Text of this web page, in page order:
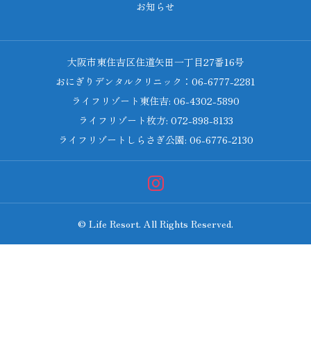
お知らせ
大阪市東住吉区住道矢田一丁目27番16号
おにぎりデンタルクリニック：06-6777-2281
ライフリゾート東住吉: 06-4302-5890
ライフリゾート枚方: 072-898-8133
ライフリゾートしらさぎ公園: 06-6776-2130
© Life Resort. All Rights Reserved.